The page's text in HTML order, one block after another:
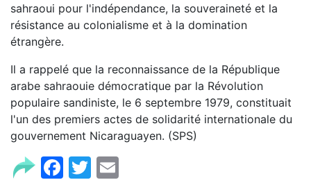
sahraoui pour l'indépendance, la souveraineté et la
résistance au colonialisme et à la domination
étrangère.
Il a rappelé que la reconnaissance de la République
arabe sahraouie démocratique par la Révolution
populaire sandiniste, le 6 septembre 1979, constituait
l'un des premiers actes de solidarité internationale du
gouvernement Nicaraguayen. (SPS)
Facebook
Twitter